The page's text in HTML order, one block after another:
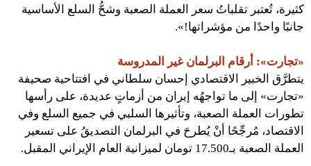
كثيرة، تُعتبر تقلباتُ سعر العملة الصعبة وشحُّ السلع الأساسية
جانبًا واحدًا من مؤشراتها!».
«تجارت»: أرقام البرلمان غير المدروسة
يتطرَّق الخبير الاقتصادي إحسان سلطاني في افتتاحية صحيفة
«تجارت» إلى ما تواجهُه إيران من أزماتٍ عديدة، على رأسها
تطورات العملة الصعبة، وتأثيرها السلبي في جميع السلع وفي
الاقتصاد، مُرجِّحًا أنْ يُطرحَ في البرلمان التصديقُ على تسعير
العملة الصعبة بـ17.500 تومان لميزانية العام الإيراني المقبل.